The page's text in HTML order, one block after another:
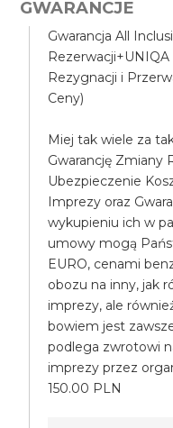
GWARANCJE
Gwarancja All
Rezygnacji i
Ceny)
Miej tak wiele za
Gwarancję Zmiany
Ubezpieczenie
Imprezy oraz
wykupieniu ich w
umowy mogą
EURO, cenami
obozu na inny, jak
imprezy, ale
bowiem jest
podlega zwrotowi
imprezy przez
150.00 PLN